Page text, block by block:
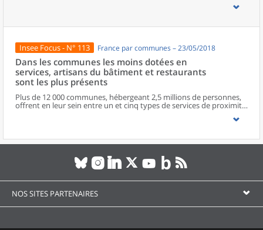
disparités géographiques en France, sur les forces et faiblesses des
population.
Insee Focus - N° 113 France par communes – 23/05/2018
Dans les communes les moins dotées en
services, artisans du bâtiment et restaurants
sont les plus présents
Plus de 12 000 communes, hébergeant 2,5 millions de personnes,
offrent en leur sein entre un et cinq types de services de proximité.
Dans ces communes, les artisans et les restaurants sont les plus
boulangeries ou les supérettes, n’apparaissent de façon
significative que dans les communes offrant au moins dix types de
services de proximité. Quant aux services médicaux, ils sont situés
dans des communes bénéficiant d’un nombre d’équipements
encore plus large. Aux communes qui possèdent au moins un
service de proximité, s’ajoutent 1 888 communes qui n’en
NOS SITES PARTENAIRES